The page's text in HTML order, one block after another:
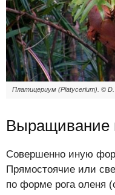
Платицериум (Platycerium). ©
Выращивание
Совершенно иную
Прямостоячие или
по форме рога оленя